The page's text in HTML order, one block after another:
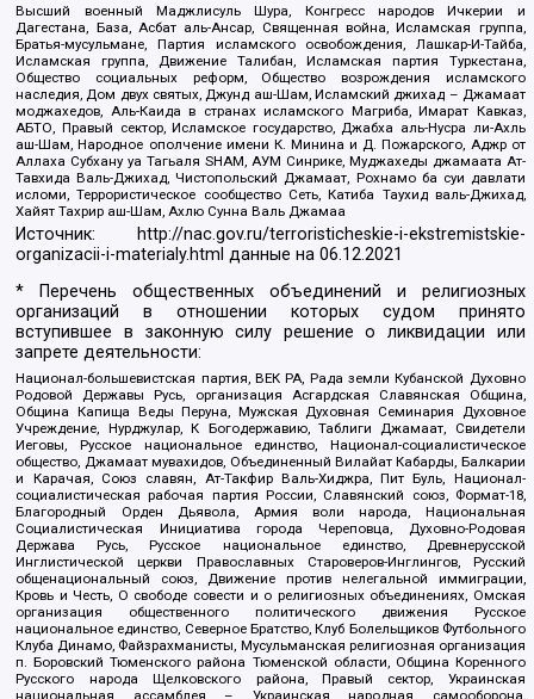
Высший военный Маджлисуль Шура, Конгресс народов Ичкерии и
Дагестана, База, Асбат аль-Ансар, Священная война, Исламская группа,
Братья-мусульмане, Партия исламского освобождения, Лашкар-И-Тайба,
Исламская группа, Движение Талибан, Исламская партия Туркестана,
Общество социальных реформ, Общество возрождения исламского
наследия, Дом двух святых, Джунд аш-Шам, Исламский джихад – Джамаат
моджахедов, Аль-Каида в странах исламского Магриба, Имарат Кавказ,
АБТО, Правый сектор, Исламское государство, Джабха аль-Нусра ли-Ахль
аш-Шам, Народное ополчение имени К. Минина и Д. Пожарского, Аджр от
Аллаха Субхану уа Тагьаля SHAM, АУМ Синрике, Муджахеды джамаата Ат-
Тавхида Валь-Джихад, Чистопольский Джамаат, Рохнамо ба суи давлати
исломи, Террористическое сообщество Сеть, Катиба Таухид валь-Джихад,
Хайят Тахрир аш-Шам, Ахлю Сунна Валь Джамаа
Источник:
http://nac.gov.ru/terroristicheskie-i-ekstremistskie-
organizacii-i-materialy.html данные на06.12.2021
* Перечень общественных объединений и религиозных
организаций в отношении которых судом принято
вступившее в законную силу решение о ликвидации или
запрете деятельности:
Национал-большевистская партия, ВЕК РА, Рада земли Кубанской Духовно
Родовой Державы Русь, организация Асгардская Славянская Община,
Община Капища Веды Перуна, Мужская Духовная Семинария Духовное
Учреждение, Нурджулар, К Богодержавию, Таблиги Джамаат, Свидетели
Иеговы, Русское национальное единство, Национал-социалистическое
общество, Джамаат мувахидов, Объединенный Вилайат Кабарды, Балкарии
и Карачая, Союз славян, Ат-Такфир Валь-Хиджра, Пит Буль, Национал-
социалистическая рабочая партия России, Славянский союз, Формат-18,
Благородный Орден Дьявола, Армия воли народа, Национальная
Социалистическая Инициатива города Череповца, Духовно-Родовая
Держава Русь, Русское национальное единство, Древнерусской
Инглистической церкви Православных Староверов-Инглингов, Русский
общенациональный союз, Движение против нелегальной иммиграции,
Кровь и Честь, О свободе совести и о религиозных объединениях, Омская
организация общественного политического движения Русское
национальное единство, Северное Братство, Клуб Болельщиков Футбольного
Клуба Динамо, Файзрахманисты, Мусульманская религиозная организация
п. Боровский Тюменского района Тюменской области, Община Коренного
Русского народа Щелковского района, Правый сектор, Украинская
национальная ассамблея – Украинская народная самооборона,